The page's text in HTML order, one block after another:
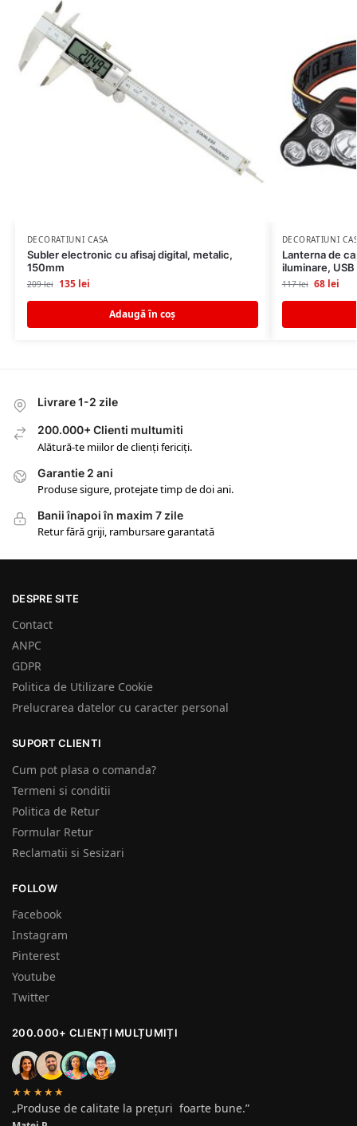
DECORATIUNI CASA
Subler electronic cu afisaj digital, metalic,
150mm
209lei 135 lei
Adaugă în coș
DECORATIUNI
Lanterna de
iluminare, USB
117lei 68 lei
Livrare 1-2 zile
200.000+ Clienti multumiti
Alătură-te miilor de clienți fericiți.
Garantie 2 ani
Produse sigure, protejate timp de doi ani.
Banii înapoi în maxim 7 zile
Retur fără griji, rambursare garantată
DESPRE SITE
Contact
ANPC
GDPR
Politica de Utilizare Cookie
Prelucrarea datelor cu caracter personal
SUPORT CLIENTI
Cum pot plasa o comanda?
Termeni si conditii
Politica de Retur
Formular Retur
Reclamatii si Sesizari
FOLLOW
Facebook
Instagram
Pinterest
Youtube
Twitter
200.000+ CLIENȚI MULȚUMIȚI
★★★★★
„Produse de calitate la prețuri foarte bune.”